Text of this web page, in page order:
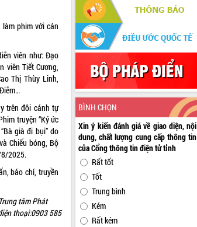
phim với cán
viên như: Đạo
viên Tiết Cương,
Thị Thùy Linh,
trên đôi cánh tự
truyện “Ký ức
già đi bụi” do
Chiếu bóng, Bộ
8/2025.
báo chí, truyền
tâm Phát
thoại:0903 585
BÌNH CHỌN
Xin ý kiến đánh giá về giao diện, nội
dung, chất lượng cung cấp thông tin
của Cổng thông tin điện tử tỉnh
Rất tốt
Tốt
Trung bình
Kém
Rất kém